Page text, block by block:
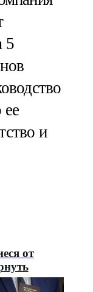
5
и
от